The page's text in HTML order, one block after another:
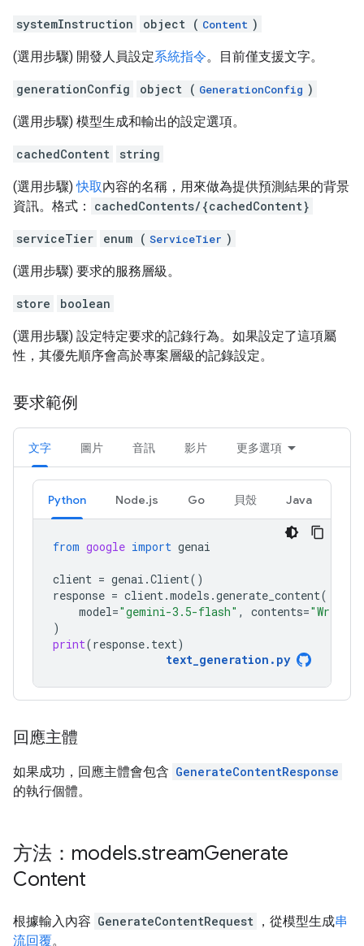
systemInstruction object ( Content )
(選用步驟) 開發人員設定系統指令。目前僅支援文字。
generationConfig object ( GenerationConfig )
(選用步驟) 模型生成和輸出的設定選項。
cachedContent string
(選用步驟)快取內容的名稱，用來做為提供預測結果的背景
資訊。格式：
cachedContents/{cachedContent}
serviceTier enum ( ServiceTier )
(選用步驟) 要求的服務層級。
store boolean
(選用步驟) 設定特定要求的記錄行為。如果設定了這項屬
性，其優先順序會高於專案層級的記錄設定。
要求範例
文字 圖片 音訊 影片 更多選項
Python Node.js Go 貝殼 Java
from google import genai
client = genai .Client()
response = client.models .generate_content(
model="gemini-3.5-flash" , contents="Write
)
print(response. text)
text_generation . py
回應主體
如果成功，回應主體會包含 GenerateContentResponse
的執行個體。
方法：models.streamGenerate
Content
根據輸入內容 GenerateContentRequest ，從模型生成串
流回覆。